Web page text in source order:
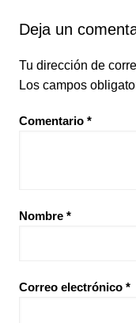
Deja un
Tu dirección de
Los campos
Comentario *
Nombre *
Correo electrónico *